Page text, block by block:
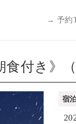
→ 予約
付き》（
宿